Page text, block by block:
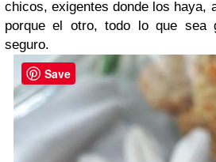
chicos, exigentes donde los haya,
porque el otro, todo lo que sea
seguro.
Save